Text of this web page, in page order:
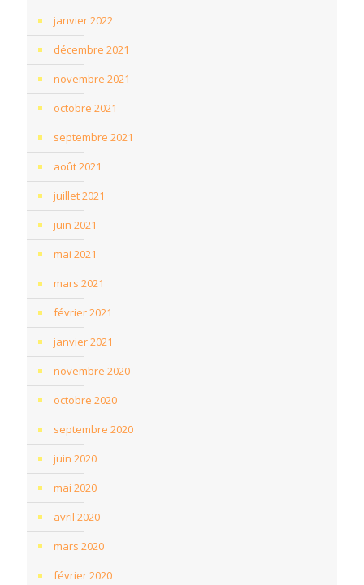
janvier 2022
décembre 2021
novembre 2021
octobre 2021
septembre 2021
août 2021
juillet 2021
juin 2021
mai 2021
mars 2021
février 2021
janvier 2021
novembre 2020
octobre 2020
septembre 2020
juin 2020
mai 2020
avril 2020
mars 2020
février 2020